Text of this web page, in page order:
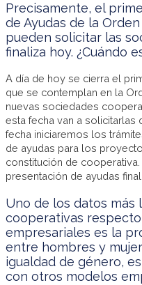
Precisamente, el
de Ayudas de la
pueden solicitar las
finaliza hoy. ¿Cuándo
A día de hoy se cierra el
que se contemplan en la
nuevas sociedades
esta fecha van a solicitarlas
fecha iniciaremos los
de ayudas para los
constitución de
presentación de ayudas
Uno de los datos más
cooperativas
empresariales es la
entre hombres y
igualdad de género,
con otros modelos